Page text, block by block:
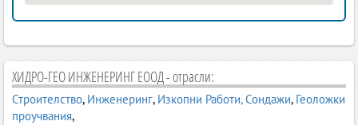
ХИДРО-ГЕО ИНЖЕНЕРИНГ ЕООД - отрасли:
Строителство, Инженеринг, Изкопни Работи, Сондажи, Геоложки
проучвания,